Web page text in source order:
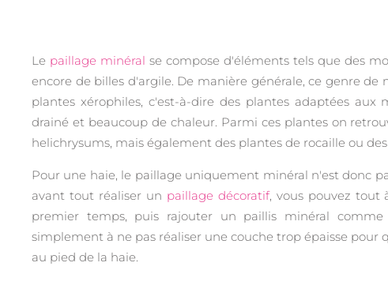
Le paillage minéral se compose d'éléments tels que des
encore de billes d'argile. De manière générale, ce genre
plantes xérophiles, c'est-à-dire des plantes adaptées
drainé et beaucoup de chaleur. Parmi ces plantes on
helichrysums, mais également des plantes de rocaille ou
Pour une haie, le paillage uniquement minéral n'est donc
avant tout réaliser un paillage décoratif, vous pouvez tout
premier temps, puis rajouter un paillis minéral
simplement à ne pas réaliser une couche trop épaisse pour
au pied de la haie.